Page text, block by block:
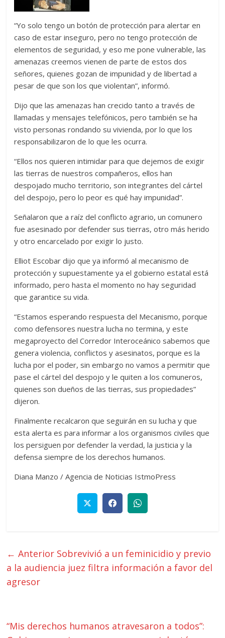
“Yo solo tengo un botón de protección para alertar en
caso de estar inseguro, pero no tengo protección de
elementos de seguridad, y eso me pone vulnerable, las
amenazas creemos vienen de parte de estos dos
señores, quienes gozan de impunidad y de libertad a
pesar de que son los que violentan”, informó.
Dijo que las amenazas han crecido tanto a través de
llamadas y mensajes telefónicos, pero también se ha
visto personas rondando su vivienda, por lo que los
responsabilizaron de lo que les ocurra.
“Ellos nos quieren intimidar para que dejemos de exigir
las tierras de nuestros compañeros, ellos han
despojado mucho territorio, son integrantes del cártel
del despojo, pero lo peor es qué hay impunidad”.
Señalaron que a raíz del conflicto agrario, un comunero
fue asesinado por defender sus tierras, otro más herido
y otro encarcelado por exigir lo justo.
Elliot Escobar dijo que ya informó al mecanismo de
protección y supuestamente ya el gobierno estatal está
informado, pero hasta el momento no hay seguridad
que garantice su vida.
“Estamos esperando respuesta del Mecanismo, porque
como defensores nuestra lucha no termina, y este
megaproyecto del Corredor Interoceánico sabemos que
genera violencia, conflictos y asesinatos, porque es la
lucha por el poder, sin embargo no vamos a permitir que
pase el cártel del despojo y le quiten a los comuneros,
quienes son dueños de las tierras, sus propiedades”
dijeron.
Finalmente recalcaron que seguirán en su lucha y que
esta alerta es para informar a los organismos civiles que
los persiguen por defender la verdad, la justicia y la
defensa siempre de los derechos humanos.
Diana Manzo / Agencia de Noticias IstmoPress
← Anterior Sobrevivió a un feminicidio y previo
a la audiencia juez filtra información a favor del
agresor
“Mis derechos humanos atravesaron a todos”: